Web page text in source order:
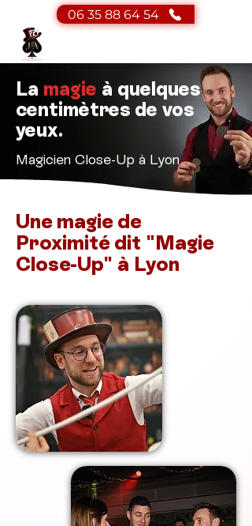
06 35 88 64 54
La magie à quelques
centimètres de vos
yeux.
Magicien Close-Up à Lyon
Une magie de
Proximité dit "Magie
Close-Up" à Lyon